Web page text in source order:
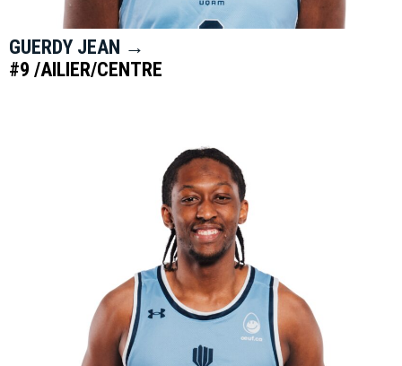
GUERDY JEAN →
#9 /AILIER/CENTRE